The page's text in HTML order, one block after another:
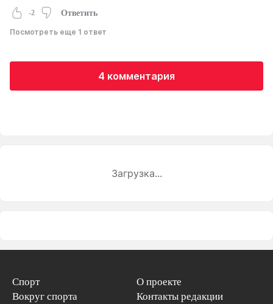
-2 Ответить
Посмотреть еще 1 ответ
4 комментария
Загрузка...
Спорт
Вокруг спорта
О проекте
Контакты редакции